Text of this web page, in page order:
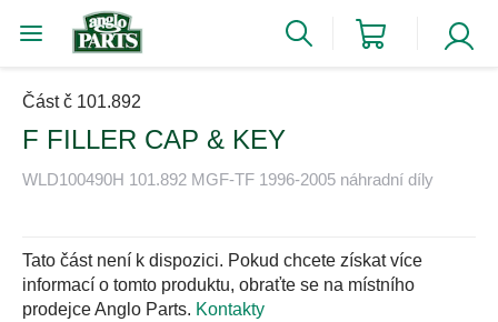
Část č 101.892
F FILLER CAP & KEY
WLD100490H 101.892 MGF-TF 1996-2005 náhradní díly
Tato část není k dispozici. Pokud chcete získat více
informací o tomto produktu, obraťte se na místního
prodejce Anglo Parts. Kontakty